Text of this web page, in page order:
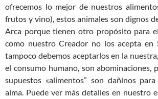
ofrecemos lo mejor de nuestros
frutos y vino), estos animales son dignos
Arca porque tienen otro propósito para
como nuestro Creador no los acepta en
tampoco debemos aceptarlos en la
el consumo humano, son abominaciones,
supuestos «alimentos” son dañinos
alma. Puede ver más detalles en nuestro